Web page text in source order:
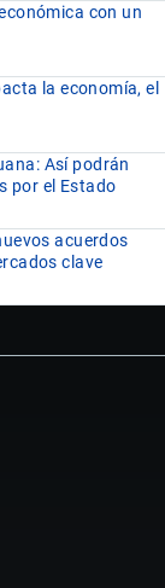
con un
la economía, el
Así podrán
por el Estado
acuerdos
clave